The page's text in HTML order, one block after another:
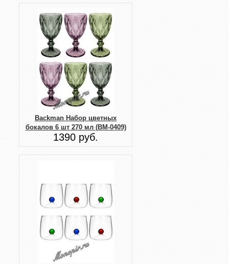
Backman Набор цветных
бокалов 6 шт 270 мл (BM-0409)
1390 руб.